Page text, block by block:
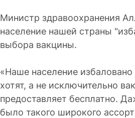
Министр здравоохранения
население нашей страны
выбора вакцины.
«Наше население
хотят, а не исключительно
предоставляет бесплатно.
было такого широкого